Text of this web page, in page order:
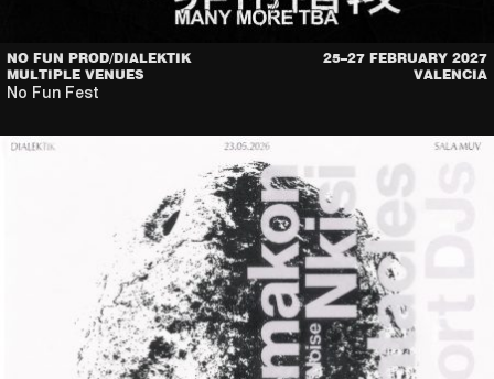
NO FUN PROD/DIALEKTIK
25–27 FEBRUARY 2027
MULTIPLE VENUES
VALENCIA
No Fun Fest